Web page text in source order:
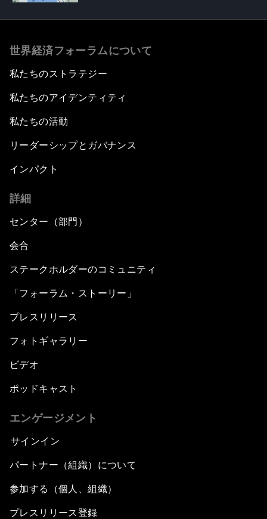
世界経済フォーラムについて
私たちのストラテジー
私たちのアイデンティティ
私たちの活動
リーダーシップとガバナンス
インパクト
詳細
センター（部門）
会合
ステークホルダーのコミュニティ
「フォーラム・ストーリー」
プレスリリース
フォトギャラリー
ビデオ
ポッドキャスト
エンゲージメント
サインイン
パートナー（組織）について
参加する（個人、組織）
プレスリリース登録